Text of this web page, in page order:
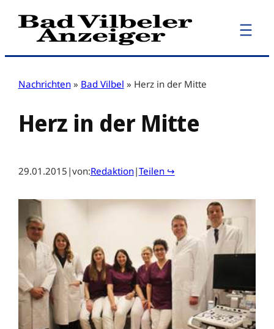
Zum
Inhalt
Nachrichten » Bad Vilbel » Herz in der Mitte
Herz in der Mitte
29.01.2015 |von:Redaktion|Teilen ↪